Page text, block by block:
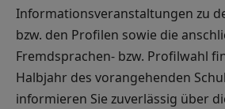
Informationsveranstaltungen zu
bzw. den Profilen sowie die
Fremdsprachen- bzw. Profilwahl
Halbjahr des vorangehenden
informieren Sie zuverlässig über